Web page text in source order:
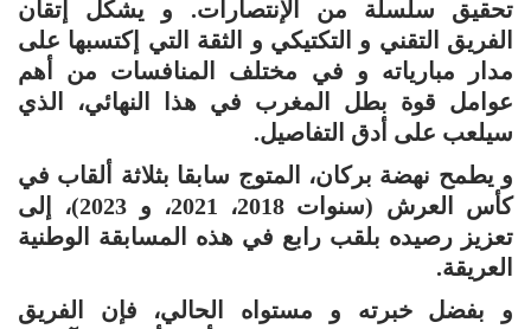
تحقيق سلسلة من الإنتصارات. و يشكل إتقان
الفريق التقني و التكتيكي و الثقة التي إكتسبها على
مدار مبارياته و في مختلف المنافسات من أهم
عوامل قوة بطل المغرب في هذا النهائي، الذي
سيلعب على أدق التفاصيل.
و يطمح نهضة بركان، المتوج سابقا بثلاثة ألقاب في
كأس العرش (سنوات 2018، 2021، و 2023)، إلى
تعزيز رصيده بلقب رابع في هذه المسابقة الوطنية
العريقة.
و بفضل خبرته و مستواه الحالي، فإن الفريق